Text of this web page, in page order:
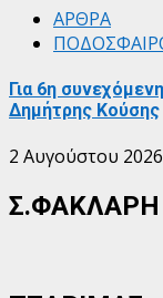
ΑΡΘΡΑ
Για 6η
Δημήτρης Κούσης
2 Αυγούστου 2026
Σ.ΦΑΚΛΑΡΗ